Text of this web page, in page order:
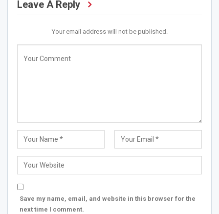
Leave A Reply
Your email address will not be published.
Save my name, email, and website in this browser for the
next time I comment.